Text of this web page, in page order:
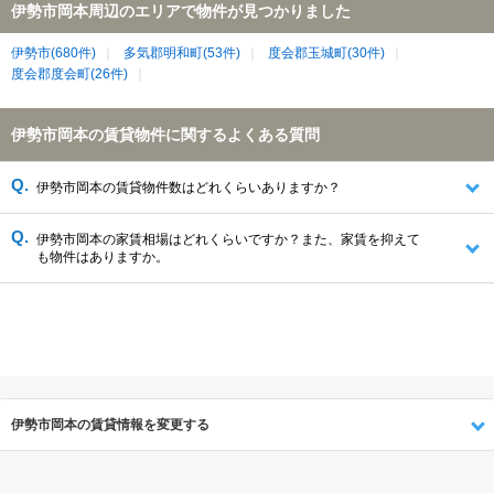
伊勢市岡本周辺のエリアで物件が見つかりました
伊勢市(680件) 多気郡明和町(53件)
度会郡玉城町(30件)
度会郡度会町(26件)
伊勢市岡本の賃貸物件に関するよくある質問
伊勢市岡本の賃貸物件数はどれくらいありますか？
伊勢市岡本の家賃相場はどれくらいですか？また、家賃を抑えて
も物件はありますか。
伊勢市岡本の賃貸情報を変更する